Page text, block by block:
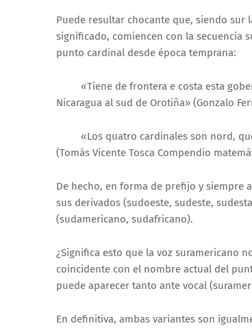
Puede resultar chocante que, siendo
significado, comiencen con la secuencia
punto cardinal desde época temprana:
«Tiene de frontera e costa esta
Nicaragua al sud de Orotiña» (Gonzalo
«Los quatro cardinales son nord, que
(Tomás Vicente Tosca Compendio
De hecho, en forma de prefijo y siempre
sus derivados (sudoeste, sudeste,
(sudamericano, sudafricano).
¿Significa esto que la voz suramericano
coincidente con el nombre actual del
puede aparecer tanto ante vocal
En definitiva, ambas variantes son